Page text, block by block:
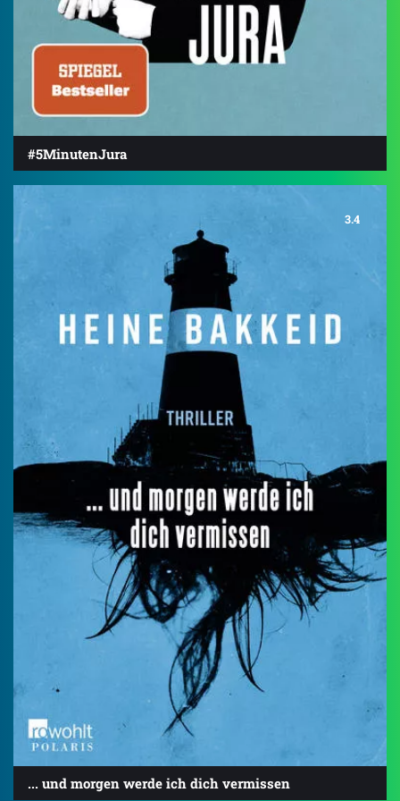
#5MinutenJura
3.4
... und morgen werde ich dich vermissen